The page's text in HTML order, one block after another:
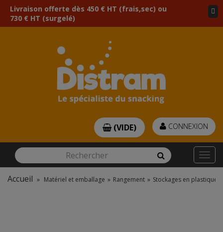
Livraison offerte dès 450 € HT (frais,sec) ou
730 € HT (surgelé)
Rechercher Rechercher
CONNEXION
(VIDE)
Accueil » Matériel et emballage » Rangement » Stockages en plastique